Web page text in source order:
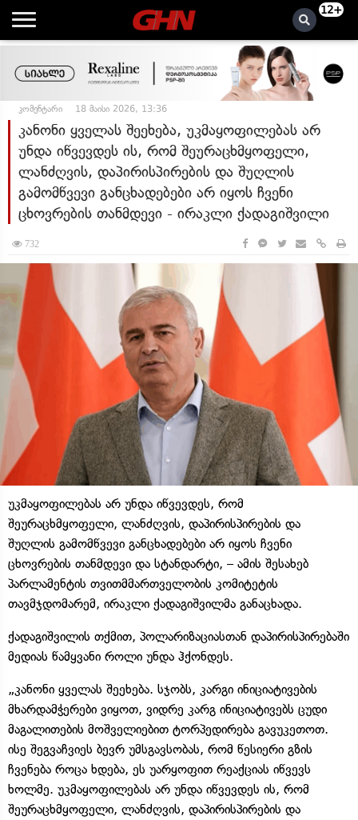
12+
კომენტარი 18 მაისი 2026, 13:36
კანონი ყველას შეეხება, უკმაყოფილებას არ
უნდა იწვევდეს ის, რომ შეურაცხმყოფელი,
ლანძღვის, დაპირისპირების და შუღლის
გამომწვევი განცხადებები არ იყოს ჩვენი
ცხოვრების თანმდევი - ირაკლი ქადაგიშვილი
732
უკმაყოფილებას არ უნდა იწვევდეს, რომ
შეურაცხმყოფელი, ლანძღვის, დაპირისპირების და
შუღლის გამომწვევი განცხადებები არ იყოს ჩვენი
ცხოვრების თანმდევი და სტანდარტი, – ამის შესახებ
პარლამენტის თვითმმართველობის კომიტეტის
თავმჯდომარემ, ირაკლი ქადაგიშვილმა განაცხადა.
ქადაგიშვილის თქმით, პოლარიზაციასთან დაპირისპირებაში
მედიას წამყვანი როლი უნდა ჰქონდეს.
„კანონი ყველას შეეხება. სჯობს, კარგი ინიციატივების
მხარდამჭერები ვიყოთ, ვიდრე კარგ ინიციატივებს ცუდი
მაგალითების მოშველიებით ტორპედირება გავუკეთოთ.
ისე შეგვაჩვიეს ბევრ უმსგავსობას, რომ წესიერი გზის
ჩვენება როცა ხდება, ეს უარყოფით რეაქციას იწვევს
ხოლმე. უკმაყოფილებას არ უნდა იწვევდეს ის, რომ
შეურაცხმყოფელი, ლანძღვის, დაპირისპირების და